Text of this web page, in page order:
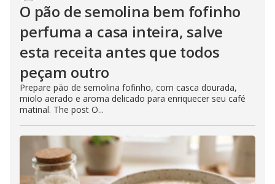
O pão de semolina bem fofinho
perfuma a casa inteira, salve
esta receita antes que todos
peçam outro
Prepare pão de semolina fofinho, com casca dourada,
miolo aerado e aroma delicado para enriquecer seu café
matinal. The post O...